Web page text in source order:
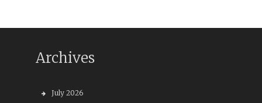
Archives
July 2026